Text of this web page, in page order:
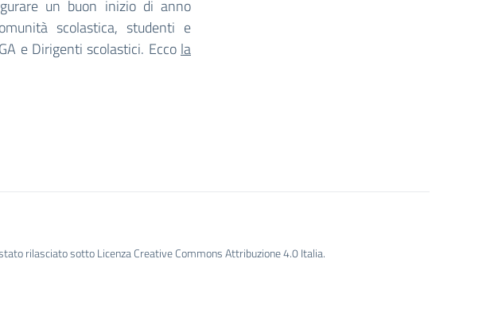
un buon inizio di anno
scolastica, studenti e
e Dirigenti scolastici. Ecco la
rilasciato sotto Licenza Creative Commons Attribuzione 4.0 Italia.